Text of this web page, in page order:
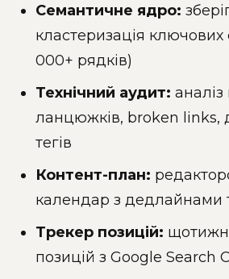
Семантичне ядро:
кластеризація ключових
000+ рядків)
Технічний аудит:
ланцюжків, broken links,
тегів
Контент-план:
календар з дедлайнами
Трекер позицій:
позицій з Google Search